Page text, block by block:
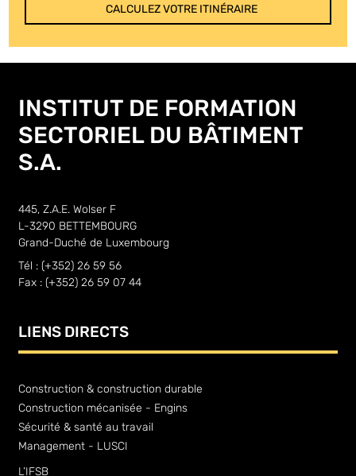
CALCULEZ VOTRE ITINÉRAIRE
INSTITUT DE FORMATION
SECTORIEL DU BÂTIMENT
S.A.
445, Z.A.E. Wolser F
L-3290 BETTEMBOURG
Grand-Duché de Luxembourg
Tél : (+352) 26 59 56
Fax : (+352) 26 59 07 44
LIENS DIRECTS
Construction & construction durable
Construction mécanisée - Engins
Sécurité & santé au travail
Management - LUSCI
L’IFSB